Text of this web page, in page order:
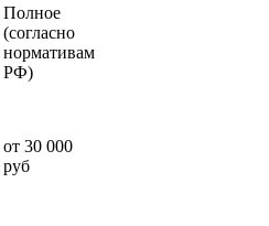
Полное
(согласно
нормативам
РФ)
от 30 000
руб